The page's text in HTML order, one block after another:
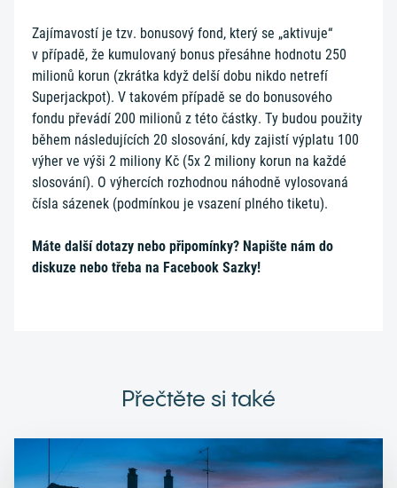
Zajímavostí je tzv. bonusový fond, který se „aktivuje“
v případě, že kumulovaný bonus přesáhne hodnotu 250
milionů korun (zkrátka když delší dobu nikdo netrefí
Superjackpot). V takovém případě se do bonusového
fondu převádí 200 milionů z této částky. Ty budou použity
během následujících 20 slosování, kdy zajistí výplatu 100
výher ve výši 2 miliony Kč (5x 2 miliony korun na každé
slosování). O výhercích rozhodnou náhodně vylosovaná
čísla sázenek (podmínkou je vsazení plného tiketu).
Máte další dotazy nebo připomínky? Napište nám do
diskuze nebo třeba na Facebook Sazky!
Přečtěte si také